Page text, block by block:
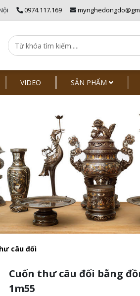
0974.117.169
VIDEO SẢN PHẨM
câu đối
Cuốn thư câu đối bằng
1m55